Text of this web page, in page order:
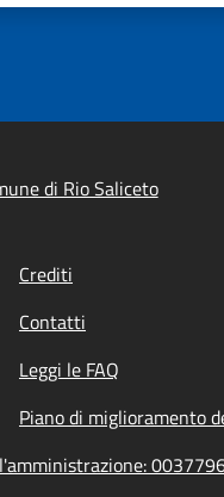
di Rio Saliceto
Crediti
Contatti
Leggi le FAQ
Piano di miglioramento